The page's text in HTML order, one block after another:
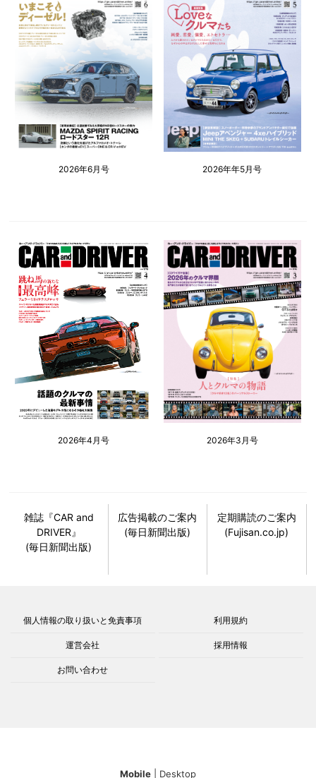
2026年6月号 2026年年5月号
2026年4月号 2026年3月号
雑誌『CAR and
DRIVER』
(毎日新聞出版)
広告掲載のご案内
(毎日新聞出版)
定期購読のご案内
(Fujisan.co.jp)
個人情報の取り扱いと免責事項 利用規約
運営会社 採用情報
お問い合わせ
Mobile Desktop